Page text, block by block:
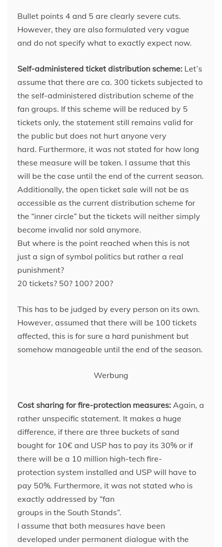
Bullet points 4 and 5 are clearly severe cuts.
However, they are also formulated very vague
and do not specify what to exactly expect now.
Self-administered ticket distribution scheme: Let’s
assume that there are ca. 300 tickets subjected to
the self-administered distribution scheme of the
fan groups. If this scheme will be reduced by 5
tickets only, the statement still remains valid for
the public but does not hurt anyone very
hard. Furthermore, it was not stated for how long
these measure will be taken. I assume that this
will be the case until the end of the current season.
Additionally, the open ticket sale will not be as
accessible as the current distribution scheme for
the “inner circle” but the tickets will neither simply
become invalid nor sold anymore.
But where is the point reached when this is not
just a sign of symbol politics but rather a real
punishment?
20 tickets? 50? 100? 200?
This has to be judged by every person on its own.
However, assumed that there will be 100 tickets
affected, this is for sure a hard punishment but
somehow manageable until the end of the season.
Werbung
Cost sharing for fire-protection measures: Again, a
rather unspecific statement. It makes a huge
difference, if there are three buckets of sand
bought for 10€ and USP has to pay its 30% or if
there will be a 10 million high-tech fire-
protection system installed and USP will have to
pay 50%. Furthermore, it was not stated who is
exactly addressed by “fan
groups in the South Stands”.
I assume that both measures have been
developed under permanent dialogue with the